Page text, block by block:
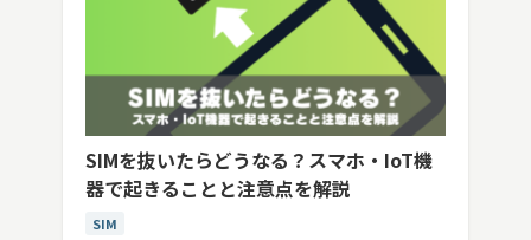
SIMを抜いたらどうなる？スマホ・IoT機
器で起きることと注意点を解説
SIM